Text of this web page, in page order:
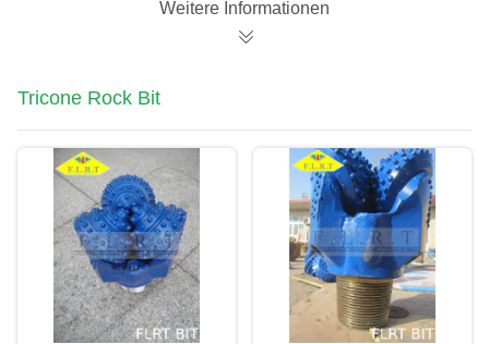
Weitere Informationen
Tricone Rock Bit